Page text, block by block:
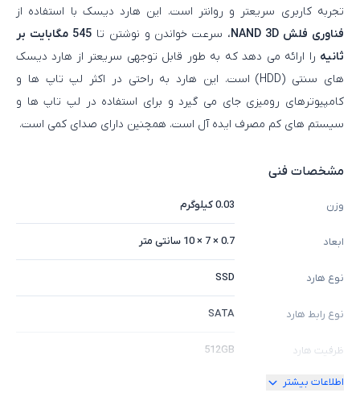
تجربه کاربری سریعتر و روانتر است. این هارد دیسک با استفاده از
فناوری فلش NAND 3D
، سرعت خواندن و نوشتن تا
545 مگابایت بر
ثانیه را ارائه می دهد که به طور قابل توجهی سریعتر از هارد دیسک
های سنتی (HDD) است. این هارد به راحتی در اکثر لپ تاپ ها و
کامپیوترهای رومیزی جای می گیرد و برای استفاده در لپ تاپ ها و
سیستم های کم مصرف ایده آل است. همچنین دارای صدای کمی است.
مشخصات فنی
وزن 0.03 کیلوگرم
ابعاد 0.7 × 7 × 10 سانتی متر
نوع هارد SSD
نوع رابط هارد SATA
ظرفیت هارد 512GB
اطلاعات بیشتر